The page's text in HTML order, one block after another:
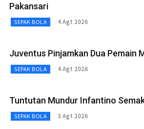
Pakansari
SEPAK BOLA 4 Agt 2026
Juventus Pinjamkan Dua Pemain
SEPAK BOLA 4 Agt 2026
Tuntutan Mundur Infantino
SEPAK BOLA 3 Agt 2026